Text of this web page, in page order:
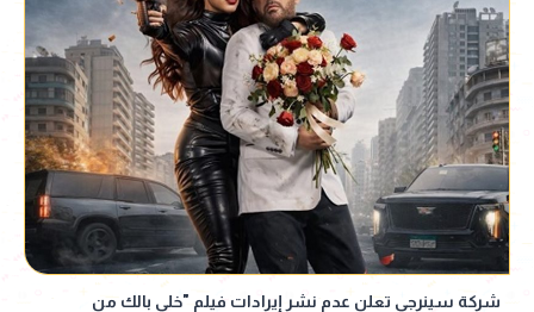
شركة سينرجي تعلن عدم نشر إيرادات فيلم "خلي بالك من